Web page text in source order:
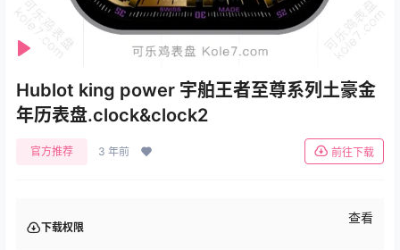
Hublot king power 宇舶王者至尊系列土豪金
年历表盘.clock&clock2
官方推荐 3 年前 前往下载
下载权限
查看